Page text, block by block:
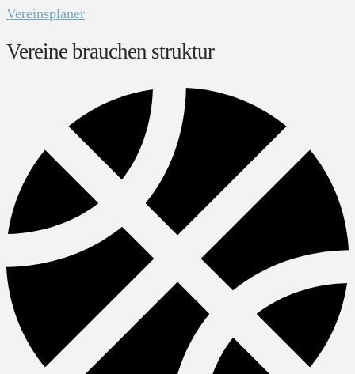
Vereinsplaner
Vereine brauchen struktur